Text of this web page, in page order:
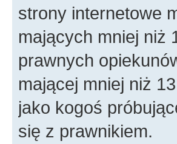
strony internetowe
mających mniej niż
prawnych
mającej mniej niż
jako kogoś
się z prawnikiem.